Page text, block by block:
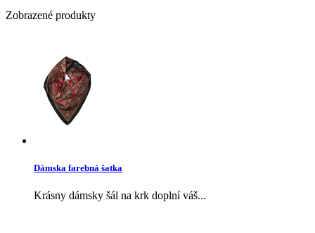
Zobrazené produkty
Dámska farebná šatka
Krásny dámsky šál na krk doplní váš...